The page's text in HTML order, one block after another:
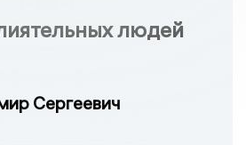
людей
Сергеевич